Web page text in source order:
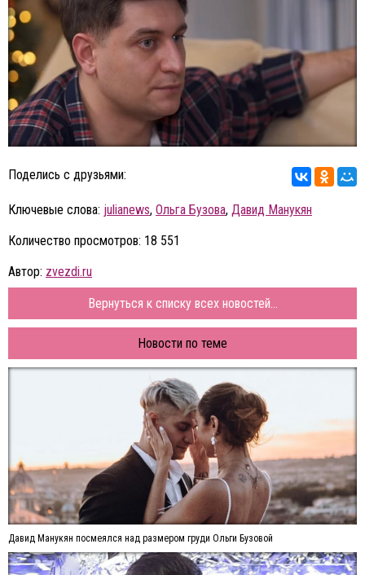
Поделись с друзьями:
Ключевые слова: julianews, Ольга Бузова, Давид Манукян
Количество просмотров: 18 551
Автор: zvezdi.ru
Вернуться к списку всех новостей...
Новости по теме
Давид Манукян посмеялся над размером груди Ольги Бузовой